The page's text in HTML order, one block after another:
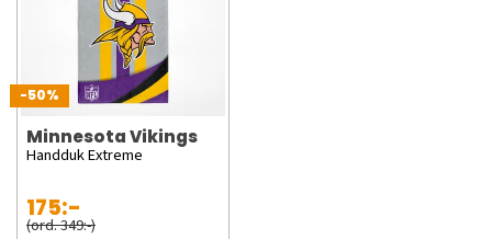
-50%
Minnesota Vikings
Handduk Extreme
175:-
(ord. 349:-)